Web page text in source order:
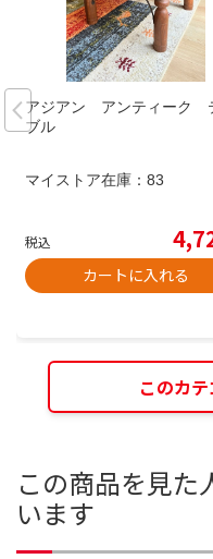
アジアン アンティーク
ブル
マイストア在庫： 83
税込
カートに入れる
このカ
この商品を見た
います